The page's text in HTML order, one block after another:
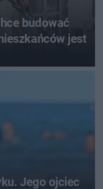
budować
jest
Jego ojciec